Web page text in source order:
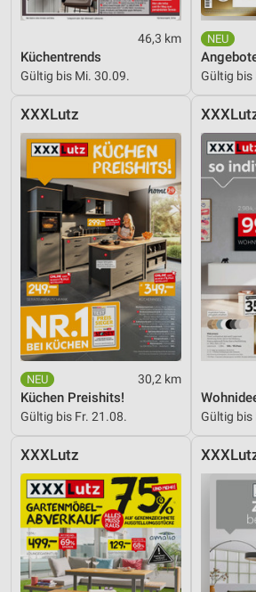
46,3 km
Küchentrends
Gültig bis Mi. 30.09. Gültig bis
XXXLutz
30,2 km
Küchen Preishits!
Gültig bis Fr. 21.08. Gültig bis
XXXLutz
Verwendung von Profilen zur Auswahl
personalisierter Inhalte
Messung der Werbeleistung
Messung der Performance von Inhalten
Analyse von Zielgruppen durch
Kombinationen von Daten aus
Quellen
Entwicklung und Verbesserung der
Verwendung reduzierter Daten zur
Inhalten
IAB-Besonderheiten:
Verwendung genauer Standortdaten
Geräte anhand von aktiv angeforderten
Informationen identifizieren
Nicht-IAB-Verarbeitungszwecke:
Performance
Funktional
Werbung